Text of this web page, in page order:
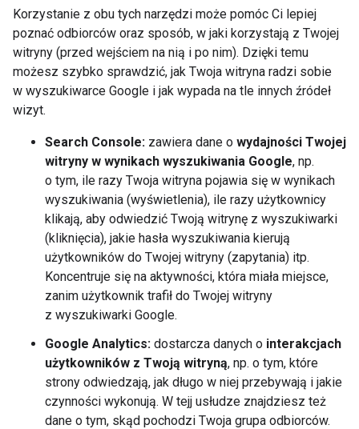
Korzystanie z obu tych narzędzi może pomóc Ci lepiej
poznać odbiorców oraz sposób, w jaki korzystają z Twojej
witryny (przed wejściem na nią i po nim). Dzięki temu
możesz szybko sprawdzić, jak Twoja witryna radzi sobie
w wyszukiwarce Google i jak wypada na tle innych źródeł
wizyt.
Search Console: zawiera dane o wydajności Twojej
witryny w wynikach wyszukiwania Google, np.
o tym, ile razy Twoja witryna pojawia się w wynikach
wyszukiwania (wyświetlenia), ile razy użytkownicy
klikają, aby odwiedzić Twoją witrynę z wyszukiwarki
(kliknięcia), jakie hasła wyszukiwania kierują
użytkowników do Twojej witryny (zapytania) itp.
Koncentruje się na aktywności, która miała miejsce,
zanim użytkownik trafił do Twojej witryny
z wyszukiwarki Google.
Google Analytics: dostarcza danych o interakcjach
użytkowników z Twoją witryną, np. o tym, które
strony odwiedzają, jak długo w niej przebywają i jakie
czynności wykonują. W tejj usłudze znajdziesz też
dane o tym, skąd pochodzi Twoja grupa odbiorców.